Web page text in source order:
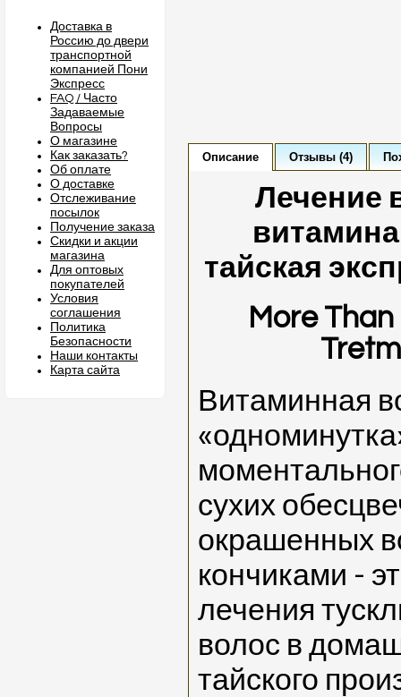
Доставка в
Россию до двери
транспортной
компанией Пони
Экспресс
FAQ / Часто
Задаваемые
Вопросы
О магазине
Как заказать?
Об оплате
О доставке
Отслеживание
посылок
Получение заказа
Скидки и акции
магазина
Для оптовых
покупателей
Условия
соглашения
Политика
Безопасности
Наши контакты
Карта сайта
Описание Отзывы (4)
Лечение
тайская
More
Витаминная
сухих
окрашенных
кончиками -
лечения
волос в
тайского